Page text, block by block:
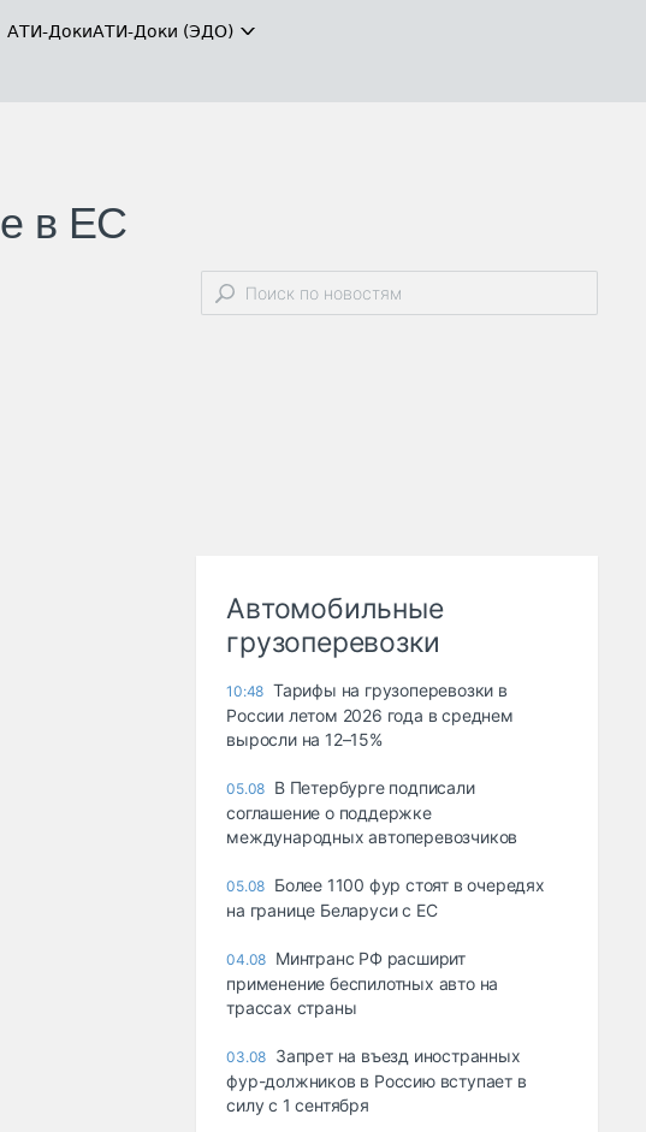
АТИ-ДокиАТИ-Доки (ЭДО)
в ЕС
Автомобильные
грузоперевозки
10:48 Тарифы на грузоперевозки в
России летом 2026 года в среднем
выросли на 12–15%
05.08 В Петербурге подписали
соглашение о поддержке
международных автоперевозчиков
05.08 Более 1100 фур стоят в очередях
на границе Беларуси с ЕС
04.08 Минтранс РФ расширит
применение беспилотных авто на
трассах страны
03.08 Запрет на въезд иностранных
фур-должников в Россию вступает в
силу с 1 сентября